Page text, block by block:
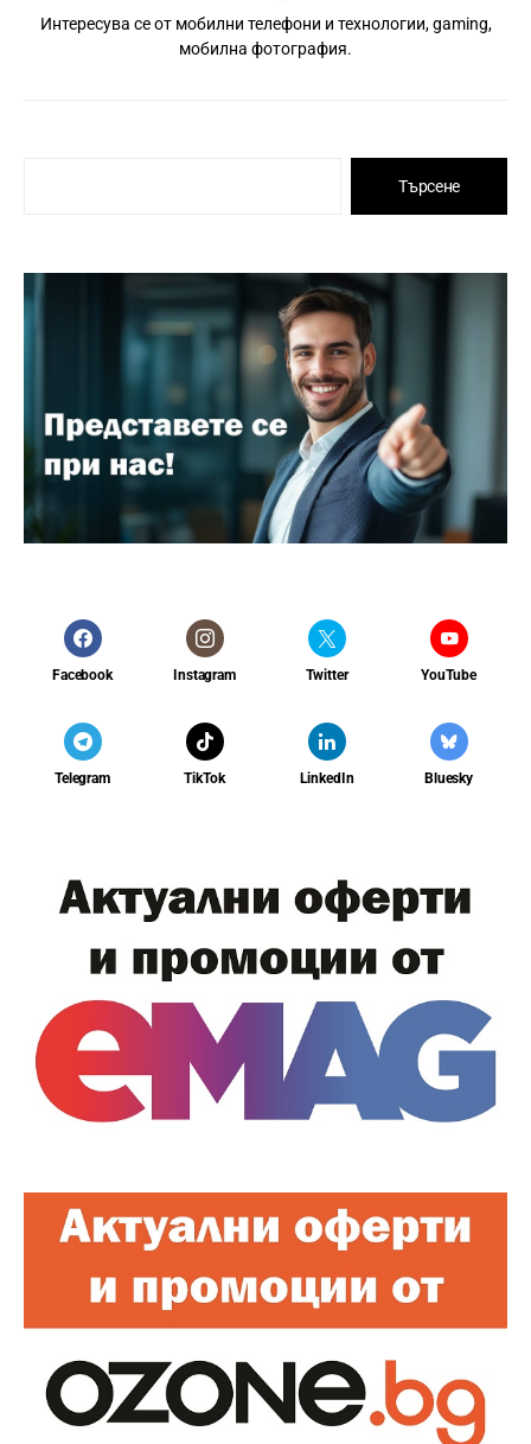
Интересува се от мобилни телефони и технологии, gaming,
мобилна фотография.
Търсене
Facebook Instagram Twitter YouTube
Telegram TikTok LinkedIn Bluesky